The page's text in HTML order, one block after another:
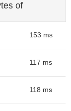
of
153 ms
117 ms
118 ms